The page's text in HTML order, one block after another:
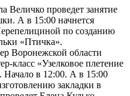
Величко проведет занятие
А в 15:00 начнется
по созданию
«Птичка».
Воронежской области
класс «Узелковое плетение
Начало в 12:00. А в 15:00
закладки в